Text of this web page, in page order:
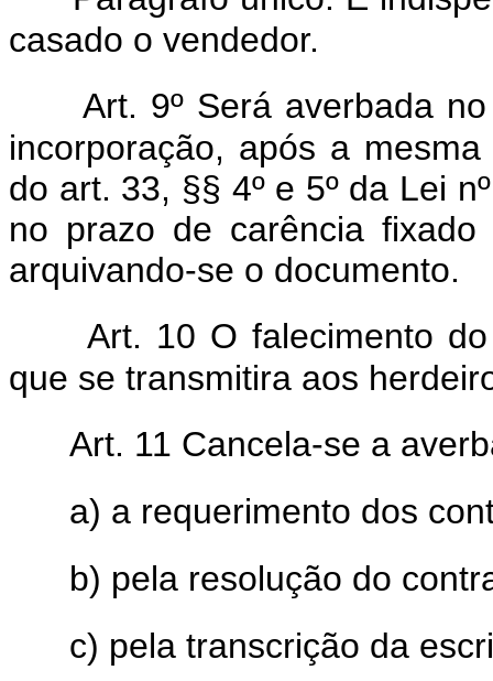
casado o vendedor.
Art. 9º Será averbada
incorporação, após a
do art. 33, §§ 4º e 5º da Lei
no prazo de carência
arquivando-se o documento.
Art. 10 O falecimento
que se transmitira aos
Art. 11 Cancela-se a
a) a requerimento dos
b) pela resolução do
c) pela transcrição da